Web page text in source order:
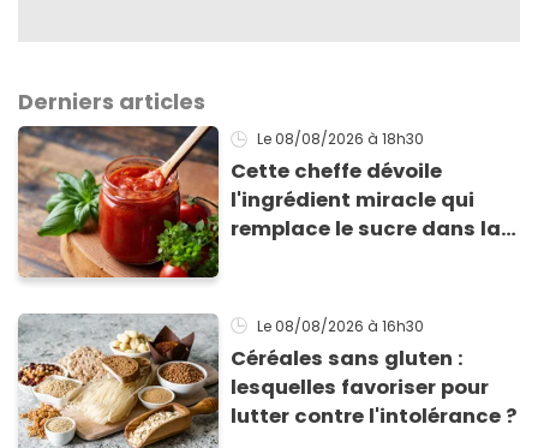
Derniers articles
Le 08/08/2026 à 18h30
Cette cheffe dévoile
l'ingrédient miracle qui
remplace le sucre dans la
Le 08/08/2026 à 16h30
Céréales sans gluten :
lesquelles favoriser pour
lutter contre l'intolérance ?